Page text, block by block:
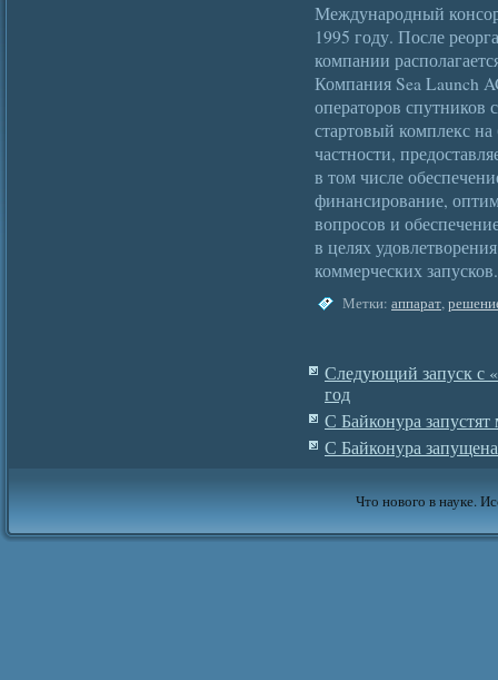
Международный
1995 году. После
компании
Компания Sea Launch
операторов спутников
стартовый комплекс
частности,
в том числе
финансирование,
вопросов и
в целях
коммерческих запусков.
Метки: аппарат,
Следующий запуск с
год
С Байконура
С Байконура
Что нового в науке.